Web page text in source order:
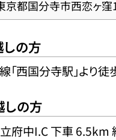
京都国分寺市西恋ヶ窪
の方
「西国分寺駅」より徒
しの方
府中I.C 下車 6.5km